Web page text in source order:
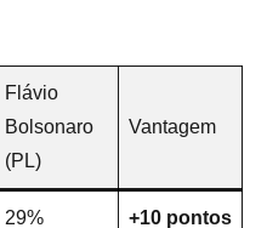
Flávio
Bolsonaro
(PL)
Vantagem
29% +10 pontos